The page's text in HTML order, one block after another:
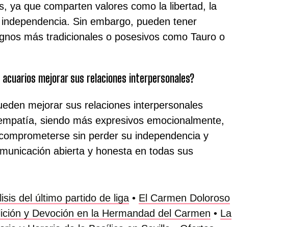
ya que comparten valores como la libertad, la
Sin embargo, pueden tener
más tradicionales o posesivos como Tauro o
acuarios mejorar sus relaciones interpersonales?
mejorar sus relaciones interpersonales
siendo más expresivos emocionalmente,
sin perder su independencia y
abierta y honesta en todas sus
del último partido de liga • El Carmen Doloroso
y Devoción en la Hermandad del Carmen • La